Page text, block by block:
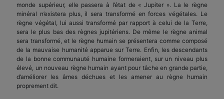
monde supérieur, elle passera à l’état de « Jupiter ». La le règne
minéral n’existera plus, il sera transformé en forces végétales. Le
règne végétal, lui aussi transformé par rapport à celui de la Terre,
sera le plus bas des règnes jupitériens. De même le règne animal
sera transformé, et le règne humain se présentera comme composé
de la mauvaise humanité apparue sur Terre. Enfin, les descendants
de la bonne communauté humaine formeraient, sur un niveau plus
élevé, un nouveau règne humain ayant pour tâche en grande partie,
d’améliorer les âmes déchues et les amener au règne humain
proprement dit.